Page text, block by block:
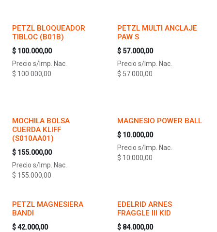
PETZL BLOQUEADOR
TIBLOC (B01B)
$ 100.000,00
Precio s/Imp. Nac.
$ 100.000,00
PETZL MULTI ANCLAJE
PAW S
$ 57.000,00
Precio s/Imp. Nac.
$ 57.000,00
MOCHILA BOLSA
CUERDA KLIFF
(S010AA01)
$ 155.000,00
Precio s/Imp. Nac.
$ 155.000,00
MAGNESIO POWER BALL
$ 10.000,00
Precio s/Imp. Nac.
$ 10.000,00
PETZL MAGNESIERA
BANDI
$42.000,00
EDELRID ARNES
FRAGGLE III KID
$ 84.000,00